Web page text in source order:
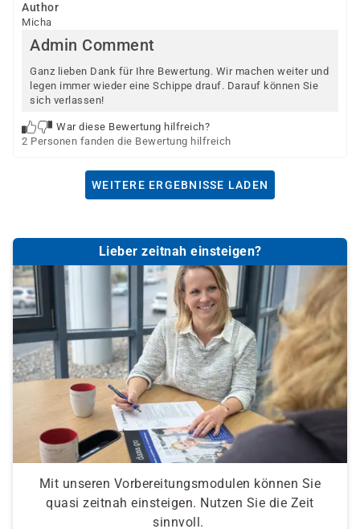
Author
Micha
Admin Comment
Ganz lieben Dank für Ihre Bewertung. Wir machen weiter und
legen immer wieder eine Schippe drauf. Darauf können Sie
sich verlassen!
War diese Bewertung hilfreich?
2 Personen fanden die Bewertung hilfreich
WEITERE ERGEBNISSE LADEN
Lieber zeitnah einsteigen?
Mit unseren Vorbereitungsmodulen können Sie
quasi zeitnah einsteigen. Nutzen Sie die Zeit
sinnvoll.